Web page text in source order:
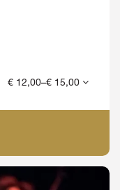
€ 12,00–€ 15,00